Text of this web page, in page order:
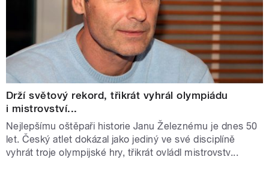
Drží světový rekord, třikrát vyhrál olympiádu
i mistrovství...
Nejlepšímu oštěpaři historie Janu Železnému je dnes 50
let. Český atlet dokázal jako jediný ve své disciplíně
vyhrát troje olympijské hry, třikrát ovládl mistrovstv...